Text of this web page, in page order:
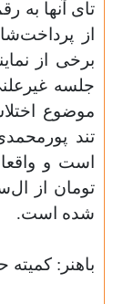
تای آنها به
از
برخی از
جلسه
موضوع
تند
است و واقعا
تومان از
شده است.
باهنر: